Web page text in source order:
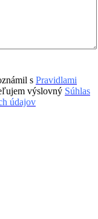
s Pravidlami
výslovný Súhlas
údajov